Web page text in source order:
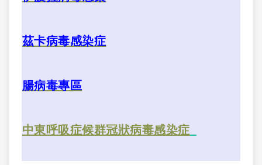
茲卡病毒感染症
腸病毒專區
中東呼吸症候群冠狀病毒感染症